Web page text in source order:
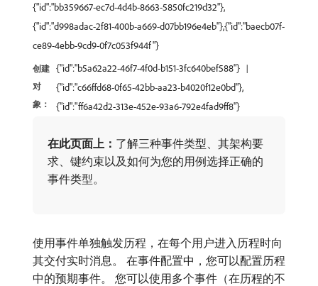
{"id":"bb359667-ec7d-4d4b-8663-5850fc219d32"},
{"id":"d998adac-2f81-400b-a669-d07bb196e4eb"},{"id":"baecb07f-
ce89-4ebb-9cd9-0f7c053f944f"}
创建
对
象：
{"id":"b5a62a22-46f7-4f0d-b151-3fc640bef588"}
{"id":"c66ffd68-0f65-42bb-aa23-b4020f12e0bd"},
{"id":"ff6a42d2-313e-452e-93a6-792e4fad9ff8"}
在此页面上： ​了解三种事件类型、其架构要
求、键约束以及如何为您的用例选择正确的
事件类型。
使用事件单独触发历程，在每个用户进入历程时向
其交付实时消息。 在事件配置中，您可以配置历程
中的预期事件。 您可以使用多个事件（在历程的不